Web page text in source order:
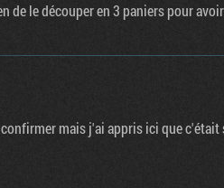
de le découper en 3 paniers pour
mais j'ai appris ici que